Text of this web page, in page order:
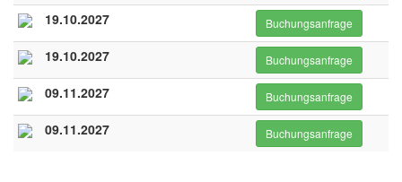
19.10.2027 Buchungsanfrage
19.10.2027 Buchungsanfrage
09.11.2027 Buchungsanfrage
09.11.2027 Buchungsanfrage